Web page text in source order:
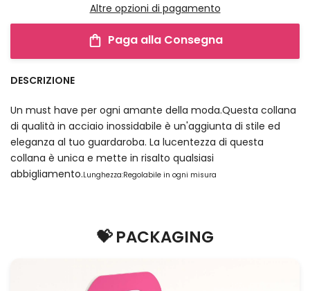
Altre opzioni di pagamento
Paga alla Consegna
DESCRIZIONE
Un must have per ogni amante della moda.Questa collana
di qualità in acciaio inossidabile è un'aggiunta di stile ed
eleganza al tuo guardaroba. La lucentezza di questa
collana è unica e mette in risalto qualsiasi
abbigliamento.Lunghezza:Regolabile in ogni misura
💝 PACKAGING